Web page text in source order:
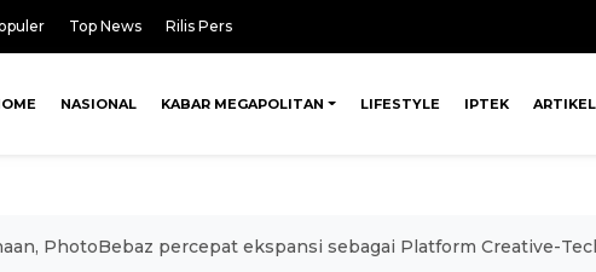
Top News Rilis Pers
NASIONAL KABAR MEGAPOLITAN LIFESTYLE IPTEK ARTIKEL
PhotoBebaz percepat ekspansi sebagai Platform Creative-